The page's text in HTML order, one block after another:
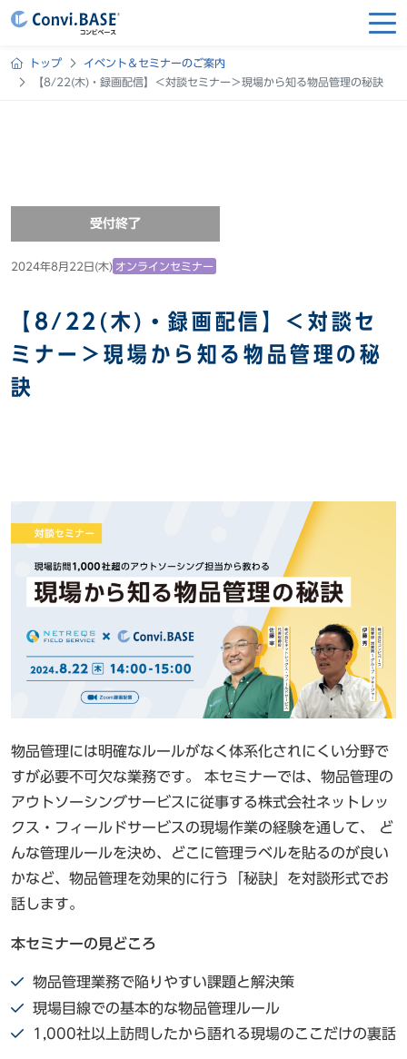
トップ
イベント＆セミナーのご案内
【8/22(木)・録画配信】＜対談セミナー＞現場から知る物品管理の秘訣
受付終了
2024年8月22日(木) オンラインセミナー
【8/22(木)・録画配信】＜対談セ
ミナー＞現場から知る物品管理の秘
訣
物品管理には明確なルールがなく体系化されにくい分野で
すが必要不可欠な業務です。 本セミナーでは、物品管理の
アウトソーシングサービスに従事する株式会社ネットレッ
クス・フィールドサービスの現場作業の経験を通して、 ど
んな管理ルールを決め、どこに管理ラベルを貼るのが良い
かなど、物品管理を効果的に行う「秘訣」を対談形式でお
話します。
本セミナーの見どころ
物品管理業務で陥りやすい課題と解決策
現場目線での基本的な物品管理ルール
1,000社以上訪問したから語れる現場のここだけの裏話